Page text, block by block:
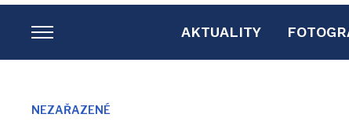
TOGGLE
SIDEBAR
NAVIGATION
AKTUALITY
NEZAŘAZENÉ